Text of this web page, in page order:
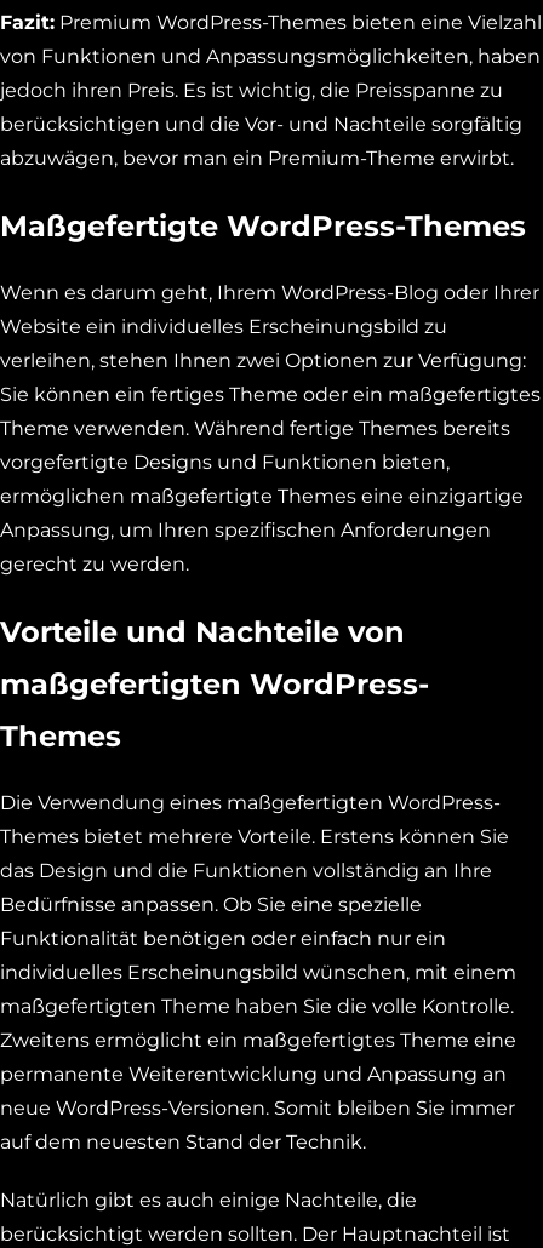
Fazit:Premium WordPress-Themes bieten eine Vielzahl
von Funktionen und Anpassungsmöglichkeiten, haben
jedoch ihren Preis. Es ist wichtig, die Preisspanne zu
berücksichtigen und die Vor- und Nachteile sorgfältig
abzuwägen, bevor man ein Premium-Theme erwirbt.
Maßgefertigte WordPress-Themes
Wenn es darum geht, Ihrem WordPress-Blog oder Ihrer
Website ein individuelles Erscheinungsbild zu
verleihen, stehen Ihnen zwei Optionen zur Verfügung:
Sie können ein fertiges Theme oder ein maßgefertigtes
Theme verwenden. Während fertige Themes bereits
vorgefertigte Designs und Funktionen bieten,
ermöglichen maßgefertigte Themes eine einzigartige
Anpassung, um Ihren spezifischen Anforderungen
gerecht zu werden.
Vorteile und Nachteile von
maßgefertigten WordPress-
Themes
Die Verwendung eines maßgefertigten WordPress-
Themes bietet mehrere Vorteile. Erstens können Sie
das Design und die Funktionen vollständig an Ihre
Bedürfnisse anpassen. Ob Sie eine spezielle
Funktionalität benötigen oder einfach nur ein
individuelles Erscheinungsbild wünschen, mit einem
maßgefertigten Theme haben Sie die volle Kontrolle.
Zweitens ermöglicht ein maßgefertigtes Theme eine
permanente Weiterentwicklung und Anpassung an
neue WordPress-Versionen. Somit bleiben Sie immer
auf dem neuesten Stand der Technik.
Natürlich gibt es auch einige Nachteile, die
berücksichtigt werden sollten. Der Hauptnachteil ist